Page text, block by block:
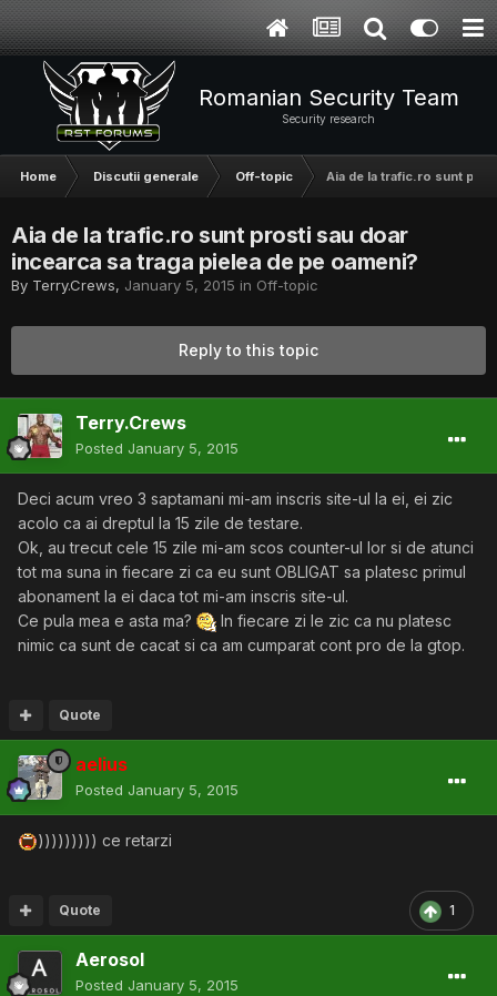
Romanian Security Team
Security research
Home Discutii generale Off-topic Aia de la trafic.ro sunt
Aia de la trafic.ro sunt prosti sau doar
incearca sa traga pielea de pe oameni?
By Terry.Crews, January 5, 2015 in Off-topic
Reply to this topic
Terry.Crews
Posted January 5, 2015
Deci acum vreo 3 saptamani mi-am inscris site-ul la ei, ei zic
acolo ca ai dreptul la 15 zile de testare.
Ok, au trecut cele 15 zile mi-am scos counter-ul lor si de atunci
tot ma suna in fiecare zi ca eu sunt OBLIGAT sa platesc primul
abonament la ei daca tot mi-am inscris site-ul.
Ce pula mea e asta ma?
In fiecare zi le zic ca nu platesc
nimic ca sunt de cacat si ca am cumparat cont pro de la gtop.
Quote
aelius
Posted January 5, 2015
))))))))) ce retarzi
1
Quote
Aerosol
Posted January 5, 2015